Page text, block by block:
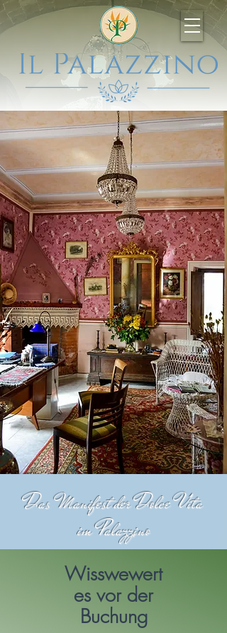
Das Manifest der Dolce Vita
im Palazzino
Wisswewert
es vor der
Buchung